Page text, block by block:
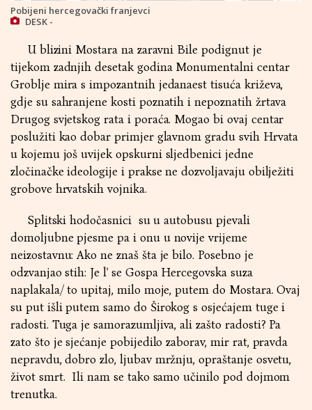
Pobijeni hercegovački franjevci
DESK -
U blizini Mostara na zaravni Bile podignut je
tijekom zadnjih desetak godina Monumentalni centar
Groblje mira s impozantnih jedanaest tisuća križeva,
gdje su sahranjene kosti poznatih i nepoznatih žrtava
Drugog svjetskog rata i poraća. Mogao bi ovaj centar
poslužiti kao dobar primjer glavnom gradu svih Hrvata
u kojemu još uvijek opskurni sljedbenici jedne
zločinačke ideologije i prakse ne dozvoljavaju obilježiti
grobove hrvatskih vojnika.
Splitski hodočasnici su u autobusu pjevali
domoljubne pjesme pa i onu u novije vrijeme
neizostavnu: Ako ne znaš šta je bilo. Posebno je
odzvanjao stih: Je l' se Gospa Hercegovska suza
naplakala/ to upitaj, milo moje, putem do Mostara. Ovaj
su put išli putem samo do Širokog s osjećajem tuge i
radosti. Tuga je samorazumljiva, ali zašto radosti? Pa
zato što je sjećanje pobijedilo zaborav, mir rat, pravda
nepravdu, dobro zlo, ljubav mržnju, opraštanje osvetu,
život smrt. Ili nam se tako samo učinilo pod dojmom
trenutka.